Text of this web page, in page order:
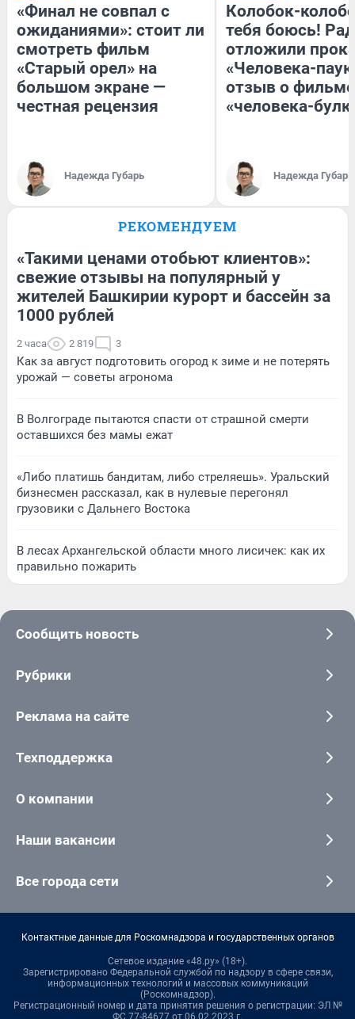
«Финал не совпал с
ожиданиями»: стоит ли
смотреть фильм
«Старый орел» на
большом экране —
честная рецензия
Надежда Губарь
Колобок-
тебя боюсь!
отложили
«Человека-
отзыв о
«человека-
Надежда Губарь
РЕКОМЕНДУЕМ
«Такими ценами отобьют клиентов»:
свежие отзывы на популярный у
жителей Башкирии курорт и бассейн за
1000 рублей
2 часа 2 819 3
Как за август подготовить огород к зиме и не потерять
урожай — советы агронома
В Волгограде пытаются спасти от страшной смерти
оставшихся без мамы ежат
«Либо платишь бандитам, либо стреляешь». Уральский
бизнесмен рассказал, как в нулевые перегонял
грузовики с Дальнего Востока
В лесах Архангельской области много лисичек: как их
правильно пожарить
Сообщить новость
Рубрики
Реклама на сайте
Техподдержка
О компании
Наши вакансии
Все города сети
Контактные данные для Роскомнадзора и государственных органов
Сетевое издание «48.ру» (18+).
Зарегистрировано Федеральной службой по надзору в сфере связи,
информационных технологий и массовых коммуникаций
(Роскомнадзор).
Регистрационный номер и дата принятия решения о регистрации: ЭЛ №
ФС 77-84677 от 06.02.2023 г.